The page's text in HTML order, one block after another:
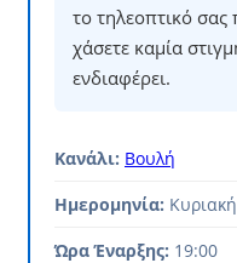
το τηλεοπτικό
χάσετε καμία
ενδιαφέρει.
Κανάλι: Βουλή
Ημερομηνία:
Ώρα Έναρξης: 19:00